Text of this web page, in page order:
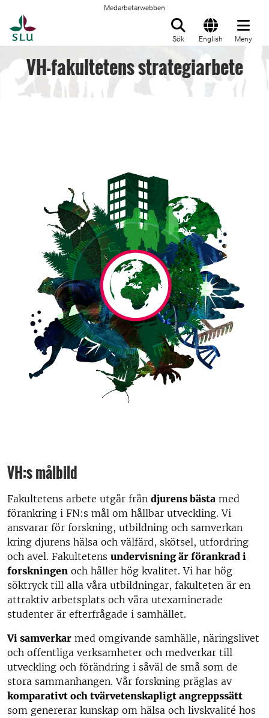
Medarbetarwebben
Sök English Meny
VH-fakultetens strategiarbete
VH:s målbild
Fakultetens arbete utgår från djurens bästa med
förankring i FN:s mål om hållbar utveckling. Vi
ansvarar för forskning, utbildning och samverkan
kring djurens hälsa och välfärd, skötsel, utfordring
och avel. Fakultetens undervisning är förankrad i
forskningen och håller hög kvalitet. Vi har hög
söktryck till alla våra utbildningar, fakulteten är en
attraktiv arbetsplats och våra utexaminerade
studenter är efterfrågade i samhället.
Vi samverkar med omgivande samhälle, näringslivet
och offentliga verksamheter och medverkar till
utveckling och förändring i såväl de små som de
stora sammanhangen. Vår forskning präglas av
komparativt och tvärvetenskapligt angreppssätt
som genererar kunskap om hälsa och livskvalité hos